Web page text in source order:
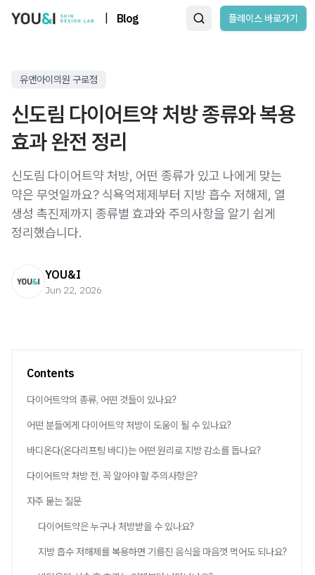
Blog 플레이스 바로가기
유앤아이의원 구로점
신도림 다이어트약 처방 종류와 복용
효과 완전 정리
신도림 다이어트약 처방, 어떤 종류가 있고 나에게 맞는
약은 무엇일까요? 식욕억제제부터 지방 흡수 저해제, 열
생성 촉진제까지 종류별 효과와 주의사항을 알기 쉽게
정리했습니다.
YOU&I
Jun 22, 2026
Contents
다이어트약의 종류, 어떤 것들이 있나요?
어떤 분들에게 다이어트약 처방이 도움이 될 수 있나요?
바디온다(온다리프팅 바디)는 어떤 원리로 지방 감소를 돕나요?
다이어트약 처방 전, 꼭 알아야 할 주의사항은?
자주 묻는 질문
다이어트약은 누구나 처방받을 수 있나요?
지방 흡수 저해제를 복용하면 기름진 음식을 마음껏 먹어도 되나요?